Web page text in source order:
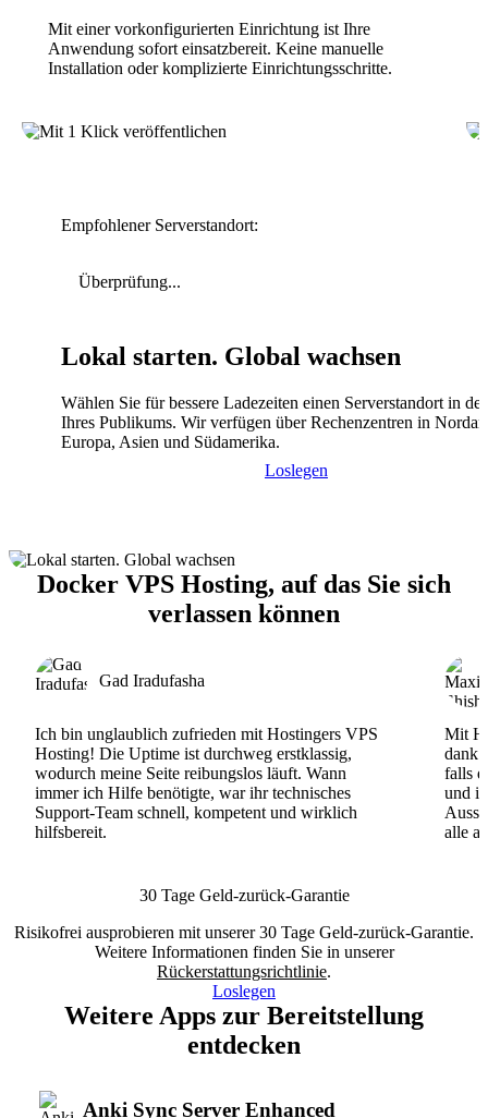
Mit einer vorkonfigurierten Einrichtung ist Ihre
Anwendung sofort einsatzbereit. Keine manuelle
Installation oder komplizierte Einrichtungsschritte.
Empfohlener Serverstandort:
Überprüfung...
Lokal starten. Global wachsen
Wählen Sie für bessere Ladezeiten einen Serverstandort in
Ihres Publikums. Wir verfügen über Rechenzentren in
Europa, Asien und Südamerika.
Loslegen
Docker VPS Hosting, auf das Sie sich
verlassen können
Gad Iradufasha
Ich bin unglaublich zufrieden mit Hostingers VPS
Hosting! Die Uptime ist durchweg erstklassig,
wodurch meine Seite reibungslos läuft. Wann
immer ich Hilfe benötigte, war ihr technisches
Support-Team schnell, kompetent und wirklich
hilfsbereit.
Mit
dank
falls
und
alle
30 Tage Geld-zurück-Garantie
Risikofrei ausprobieren mit unserer 30 Tage Geld-zurück-Garantie.
Weitere Informationen finden Sie in unserer
Rückerstattungsrichtlinie.
Loslegen
Weitere Apps zur Bereitstellung
entdecken
Anki Sync Server Enhanced